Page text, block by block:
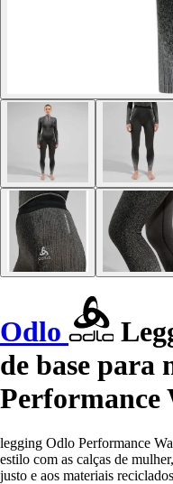
Odlo
de base para
Performance
legging Odlo Performance
estilo com as calças de
justo e aos materiais